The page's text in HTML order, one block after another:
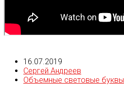
16.07.2019
Сергей Андреев
Объемные световые буквы